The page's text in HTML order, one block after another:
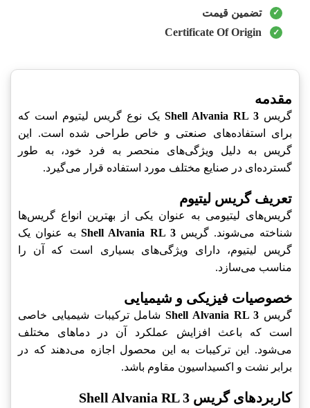
تضمین قیمت
Certificate Of Origin
مقدمه
گریسShell Alvania RL 3 یک نوع گریس لیتیوم است که
برای استفاده‌های صنعتی و خاص طراحی شده است. این
گریس به دلیل ویژگی‌های منحصر به فرد خود، به طور
گسترده‌ای در صنایع مختلف مورد استفاده قرار می‌گیرد.
تعریف گریس لیتیوم
گریس‌های لیتیومی به عنوان یکی از بهترین انواع گریس‌ها
شناخته می‌شوند. گریسShell Alvania RL 3به عنوان یک
گریس لیتیوم، دارای ویژگی‌های بسیاری است که آن را
مناسب می‌سازد.
خصوصیات فیزیکی و شیمیایی
گریس Shell Alvania RL 3 شامل ترکیبات شیمیایی خاصی
است که باعث افزایش عملکرد آن در دماهای مختلف
می‌شود. این ترکیبات به این محصول اجازه می‌دهند که در
برابر نشت و اکسیداسیون مقاوم باشد.
کاربردهای گریس Shell Alvania RL 3